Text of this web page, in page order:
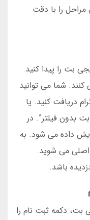
را با دقت
بت را پیدا کنید.
شما می توانید
دریافت کنید. یا
بدون فیلتر”. در
داده می شود. به
می شوید.
باشد.
دکمه ثبت نام را